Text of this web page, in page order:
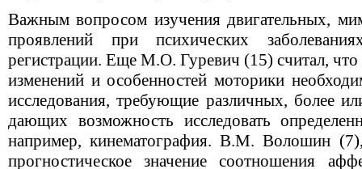
Важным вопросом изучения двигательных,
проявлений при психических
регистрации. Еще М.О. Гуревич (15) считал, что
изменений и особенностей моторики
исследования, требующие различных, более
дающих возможность исследовать
например, кинематография. В.М. Волошин (7),
прогностическое значение соотношения